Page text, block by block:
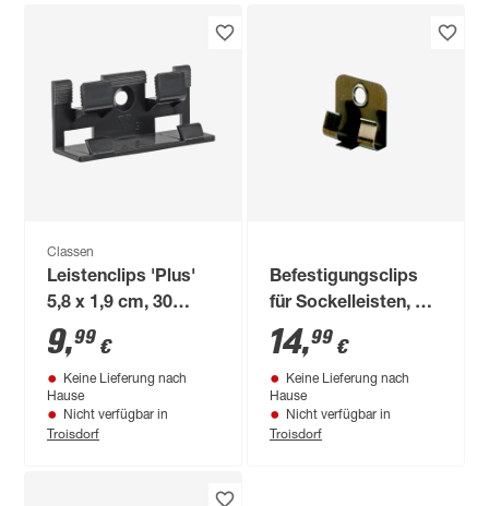
Classen
Leistenclips 'Plus'
5,8 x 1,9 cm, 30
Stück
9,99 €
Keine Lieferung nach
Hause
Nicht verfügbar in
Troisdorf
Befestigungsclips
für Sockelleisten, 30
Stück
14,99 €
Keine Lieferung nach
Hause
Nicht verfügbar in
Troisdorf